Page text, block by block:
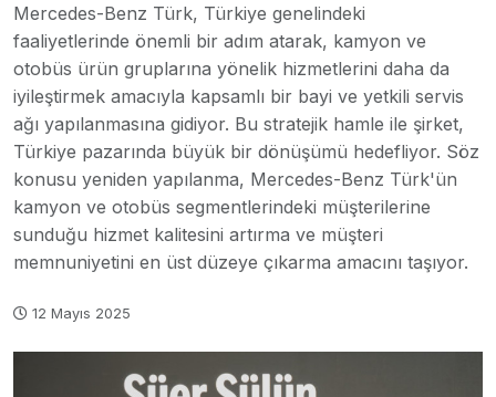
Mercedes-Benz Türk, Türkiye genelindeki
faaliyetlerinde önemli bir adım atarak, kamyon ve
otobüs ürün gruplarına yönelik hizmetlerini daha da
iyileştirmek amacıyla kapsamlı bir bayi ve yetkili servis
ağı yapılanmasına gidiyor. Bu stratejik hamle ile şirket,
Türkiye pazarında büyük bir dönüşümü hedefliyor. Söz
konusu yeniden yapılanma, Mercedes-Benz Türk'ün
kamyon ve otobüs segmentlerindeki müşterilerine
sunduğu hizmet kalitesini artırma ve müşteri
memnuniyetini en üst düzeye çıkarma amacını taşıyor.
12 Mayıs 2025